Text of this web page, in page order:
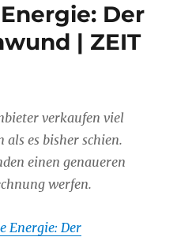
Der
| ZEIT
verkaufen viel
es bisher schien.
einen genaueren
werfen.
Energie: Der